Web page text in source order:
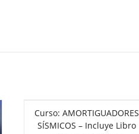
Curso: AMORTIGUADORES
SÍSMICOS – Incluye Libro